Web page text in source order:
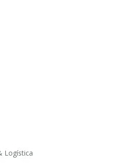
Logística